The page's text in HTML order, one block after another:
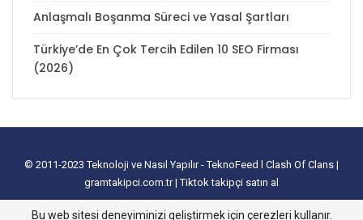
Anlaşmalı Boşanma Süreci ve Yasal Şartları
Türkiye’de En Çok Tercih Edilen 10 SEO Firması
(2026)
© 2011-2023Teknoloji ve Nasıl Yapılır - TeknoFeed Clash Of Clans |
gramtakipci.com.tr|Tiktok takipçi satın al
tanıtım yazısı satın al e-ticaret paketleri İnstagram Türk Takipçi Satın
Bu web sitesi deneyiminizi geliştirmek için çerezleri kullanır.